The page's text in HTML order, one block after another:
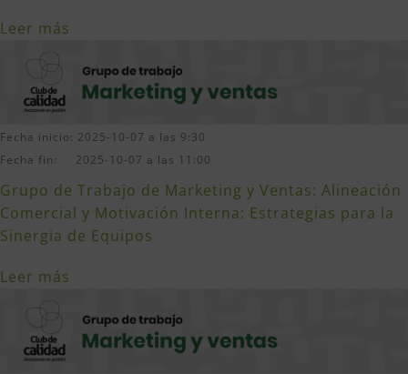
Leer más
Fecha inicio: 2025-10-07 a las 9:30
Fecha fin: 2025-10-07 a las 11:00
Grupo de Trabajo de Marketing y Ventas: Alineación
Comercial y Motivación Interna: Estrategias para la
Sinergia de Equipos
Leer más